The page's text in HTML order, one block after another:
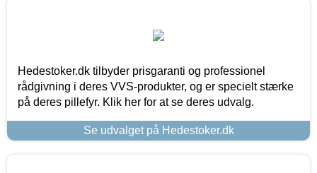
Hedestoker.dk tilbyder prisgaranti og professionel
rådgivning i deres VVS-produkter, og er specielt stærke
på deres pillefyr. Klik her for at se deres udvalg.
Se udvalget på Hedestoker.dk